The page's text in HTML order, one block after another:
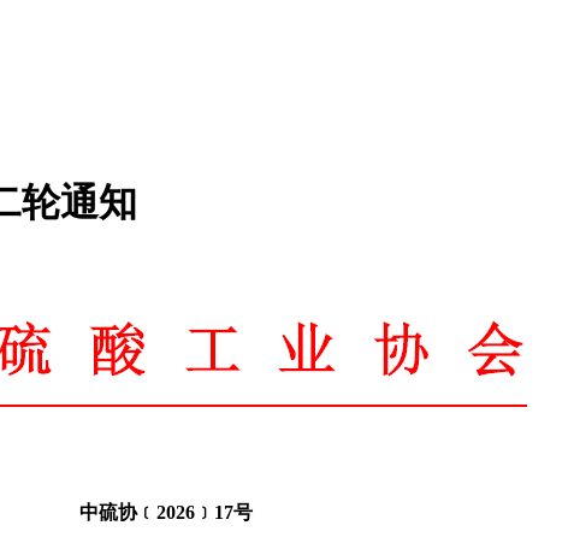
轮通知
中硫协﹝ 2026 ﹞ 17号